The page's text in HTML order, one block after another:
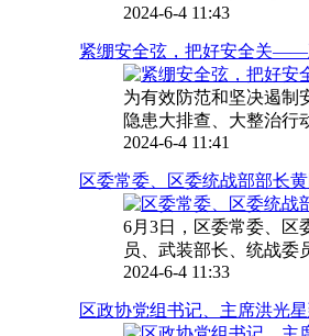
2024-6-4 11:43
紧绷安全弦，把好安全关——
为有效防范和坚决遏制
隐患大排查、大整治行
2024-6-4 11:41
区委常委、区委统战部部长
6月3日，区委常委、区
员、武装部长、统战委
2024-6-4 11:33
区政协党组书记、主席洪光